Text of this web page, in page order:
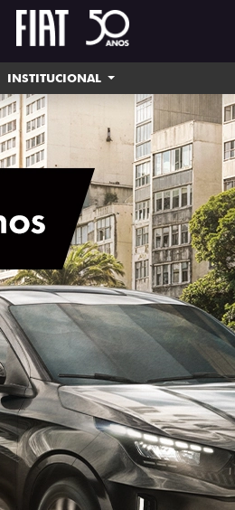
INSTITUCIONAL